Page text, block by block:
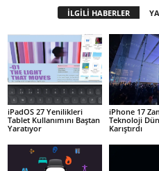
İLGİLİ HABERLER
iPadOS 27 Yenilikleri
Tablet Kullanımını Baştan
Yaratıyor
iPhone 17
Teknoloji
Karıştırdı